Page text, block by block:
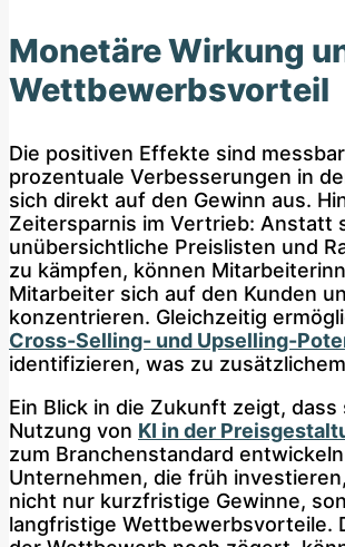
Monetäre Wirkung
Wettbewerbsvorteil
Die positiven Effekte sind
prozentuale Verbesserungen in
sich direkt auf den Gewinn aus.
Zeitersparnis im Vertrieb: Anstatt
unübersichtliche Preislisten und
zu kämpfen, können
Mitarbeiter sich auf den Kunden
konzentrieren. Gleichzeitig
Cross-Selling- und Upselling-
identifizieren, was zu
Ein Blick in die Zukunft zeigt, dass
Nutzung von KI in der
zum Branchenstandard
Unternehmen, die früh
nicht nur kurzfristige Gewinne,
langfristige Wettbewerbsvorteile.